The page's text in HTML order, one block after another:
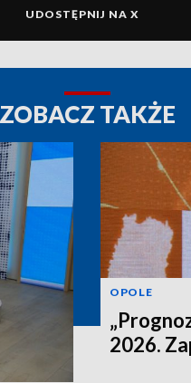
UDOSTĘPNIJ NA X
ZOBACZ TAKŻE
OPOLE
2026.